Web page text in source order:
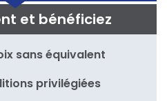
et bénéficiez
sans équivalent
privilégiées